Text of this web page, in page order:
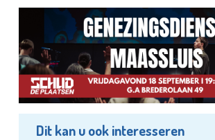
Dit kan u ook interesseren